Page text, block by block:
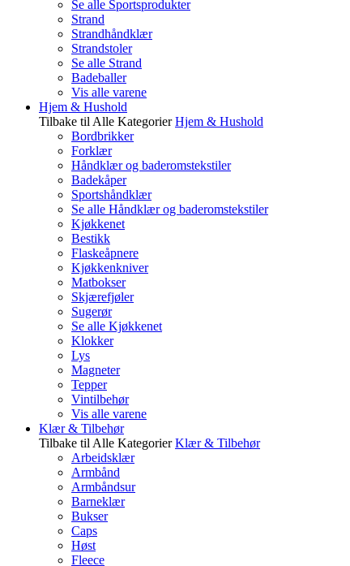
Se alle Sportsprodukter
Strand
Strandhåndklær
Strandstoler
Se alle Strand
Badeballer
Vis alle varene
Hjem & Hushold
Tilbake til Alle Kategorier Hjem & Hushold
Bordbrikker
Forklær
Håndklær og baderomstekstiler
Badekåper
Sportshåndklær
Se alle Håndklær og baderomstekstiler
Kjøkkenet
Bestikk
Flaskeåpnere
Kjøkkenkniver
Matbokser
Skjærefjøler
Sugerør
Se alle Kjøkkenet
Klokker
Lys
Magneter
Tepper
Vintilbehør
Vis alle varene
Klær & Tilbehør
Tilbake til Alle Kategorier Klær & Tilbehør
Arbeidsklær
Armbånd
Armbåndsur
Barneklær
Bukser
Caps
Høst
Fleece